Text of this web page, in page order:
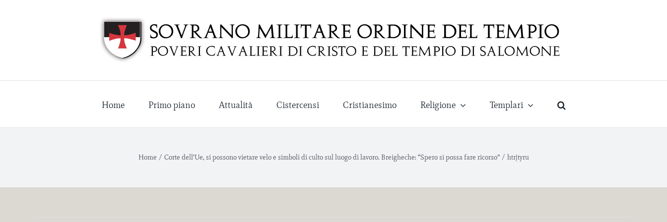
Home Primo piano Attualità Cistercensi Cristianesimo Religione Templari
Home / Corte dell’Ue, si possono vietare velo e simboli di culto sul luogo di lavoro. Breigheche: “Spero si possa fare ricorso” / htrjtyru